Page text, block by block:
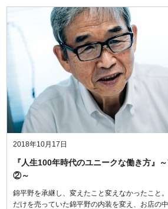
2018年10月17日
『人生100年時代のユニークな働き方』
②～
錦平野を承継し、変えたこと変えなかったこと
だけを売っていた錦平野の内装を変え、お店の